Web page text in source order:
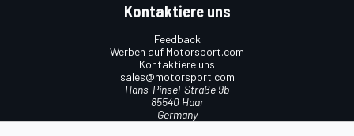
Kontaktiere uns
Feedback
Werben auf Motorsport.com
Kontaktiere uns
sales@motorsport.com
Hans-Pinsel-Straße 9b
85540 Haar
Germany